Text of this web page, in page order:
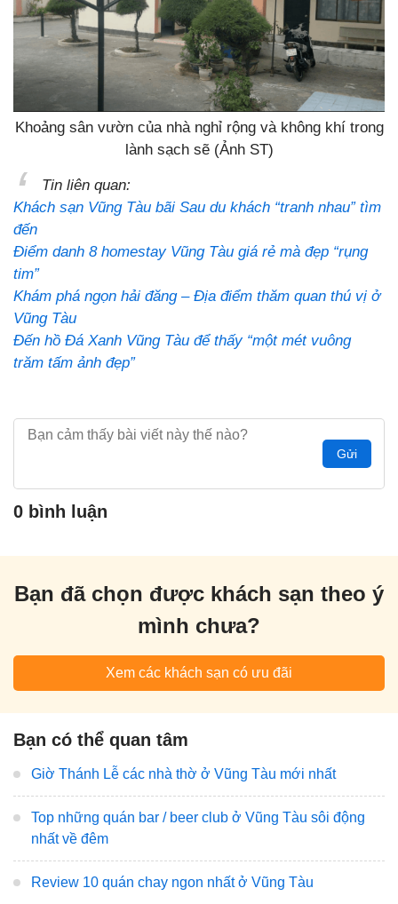
Khoảng sân vườn của nhà nghỉ rộng và không khí trong
lành sạch sẽ (Ảnh ST)
Tin liên quan:
Khách sạn Vũng Tàu bãi Sau du khách “tranh nhau” tìm
đến
Điểm danh 8 homestay Vũng Tàu giá rẻ mà đẹp “rụng
tim”
Khám phá ngọn hải đăng – Địa điểm thăm quan thú vị ở
Vũng Tàu
Đến hồ Đá Xanh Vũng Tàu để thấy “một mét vuông
trăm tấm ảnh đẹp”
Gửi
0 bình luận
Bạn đã chọn được khách sạn theo ý
mình chưa?
Xem các khách sạn có ưu đãi
Bạn có thể quan tâm
Giờ Thánh Lễ các nhà thờ ở Vũng Tàu mới nhất
Top những quán bar / beer club ở Vũng Tàu sôi động
nhất về đêm
Review 10 quán chay ngon nhất ở Vũng Tàu